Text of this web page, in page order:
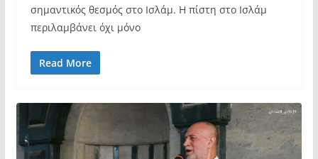
σημαντικός θεσμός στο Ισλάμ. Η πίστη στο Ισλάμ
περιλαμβάνει όχι μόνο
Read More